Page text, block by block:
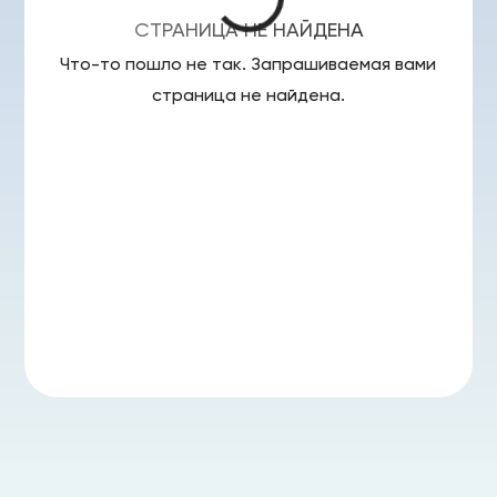
СТРАНИЦА НЕ НАЙДЕНА
Что-то пошло не так. Запрашиваемая вами
страница не найдена.